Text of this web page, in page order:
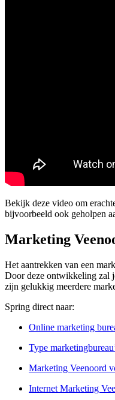
Bekijk deze video om
bijvoorbeeld ook geholpen
Marketing
Het aantrekken van een
Door deze ontwikkeling zal
zijn gelukkig meerdere
Spring direct naar:
Online marketing
Type
Marketing Veenoord
Internet Marketing